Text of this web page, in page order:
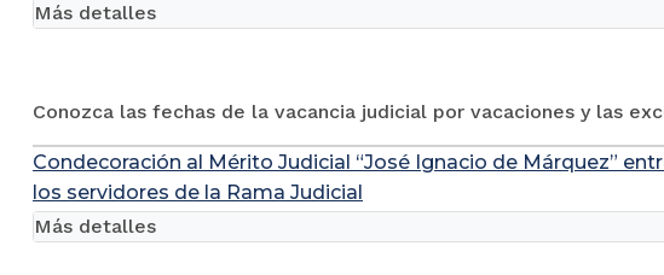
Conozca las fechas de la vacancia judicial por vacaciones y las
Más detalles
Condecoración al Mérito Judicial “José Ignacio de Márquez”
los servidores de la Rama Judicial
Más detalles